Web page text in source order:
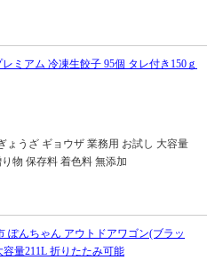
ミアム 冷凍生餃子 95個 タレ付き150ｇ
ょうざ ギョウザ 業務用 お試し 大容量
物 保存料 着色料 無添加
ぽんちゃん アウトドアワゴン(ブラッ
容量211L 折りたたみ可能